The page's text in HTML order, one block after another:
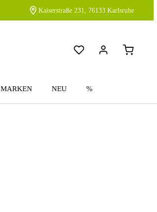
Kaiserstraße 231, 76133 Karlsruhe
MARKEN NEU %